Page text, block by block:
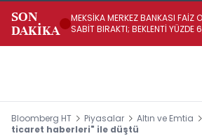
SON
DAKİKA
MEKSİKA MERKEZ BANKASI FAİZ
SABİT BIRAKTI; BEKLENTİ YÜZDE
Bloomberg HT Piyasalar Altın ve Emtia
ticaret haberleri" ile düştü